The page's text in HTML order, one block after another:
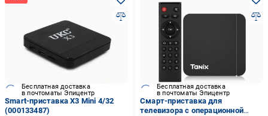
Бесплатная доставка
в почтоматы Эпицентр
Smart-приставка X3 Mini 4/32
(000133487)
Бесплатная доставка
в почтоматы Эпицентр
Смарт-приставка для
телевизора с операционной